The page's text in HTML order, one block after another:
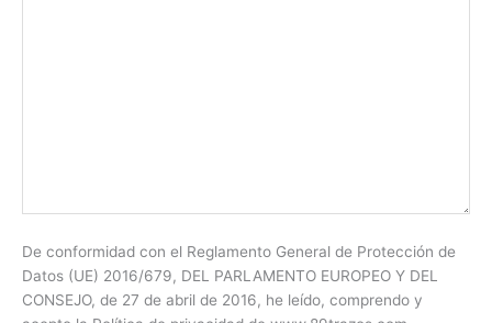
De conformidad con el Reglamento General de Protección de
Datos (UE) 2016/679, DEL PARLAMENTO EUROPEO Y DEL
CONSEJO, de 27 de abril de 2016, he leído, comprendo y